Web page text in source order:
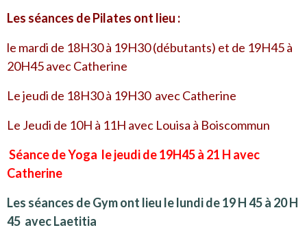
Les séances de Pilates ont lieu :
le mardi de 18H30 à 19H30 (débutants) et de 19H45 à
20H45 avec Catherine
Le jeudi de 18H30 à 19H30 avec Catherine
Le Jeudi de 10H à 11H avec Louisa à Boiscommun
Séance de Yoga le jeudi de 19H45 à 21 H avec
Catherine
Les séances de Gym ont lieu le lundi de 19 H 45 à 20 H
45 avec Laetitia